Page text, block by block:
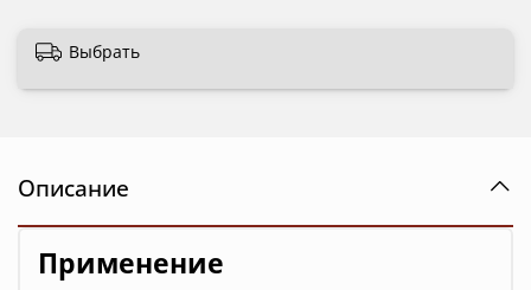
Выбрать
Описание
Применение